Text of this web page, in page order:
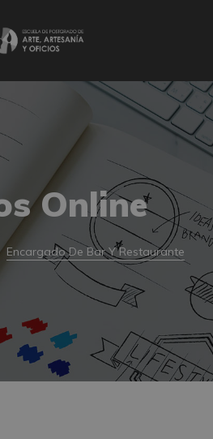
Online
Encargado De Bar Y Restaurante